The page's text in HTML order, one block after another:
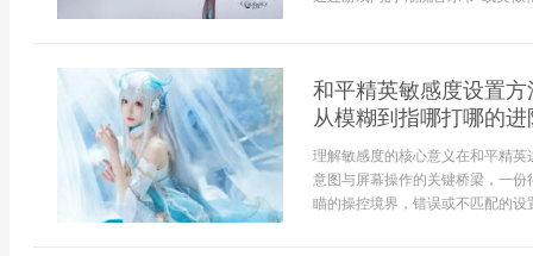
和平精英敏感度设置
从模糊到指哪打哪的进
理解敏感度的核心意义在和平精
意图与屏幕操作的关键桥梁，一
瞄的操控境界，错误或不匹配的